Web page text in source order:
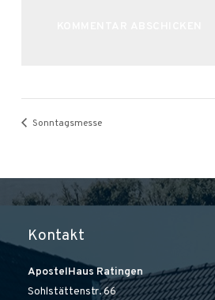
Sonntagsmesse
Kontakt
ApostelHaus Ratingen
Sohlstättenstr. 66